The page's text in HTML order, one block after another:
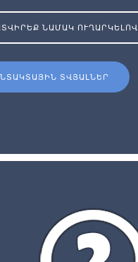
ՆԱՄԱԿ ՈՒՂԱՐԿԵԼՈՎ
ՏՎՅԱԼՆԵՐ